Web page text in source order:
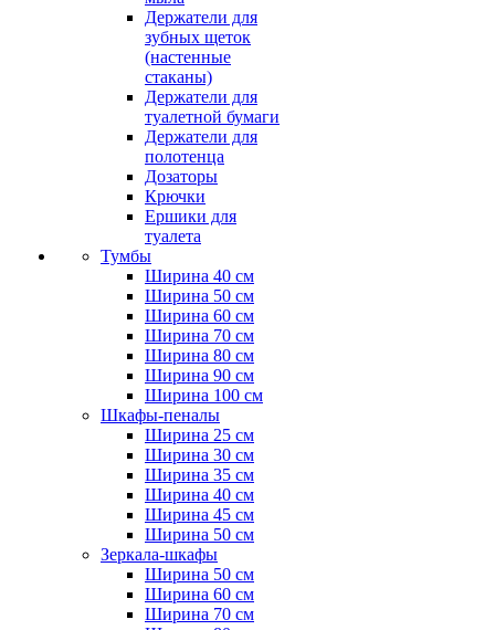
Держатели для
зубных щеток
(настенные
стаканы)
Держатели для
туалетной бумаги
Держатели для
полотенца
Дозаторы
Крючки
Ершики для
туалета
Тумбы
Ширина 40 см
Ширина 50 см
Ширина 60 см
Ширина 70 см
Ширина 80 см
Ширина 90 см
Ширина 100 см
Шкафы-пеналы
Ширина 25 см
Ширина 30 см
Ширина 35 см
Ширина 40 см
Ширина 45 см
Ширина 50 см
Зеркала-шкафы
Ширина 50 см
Ширина 60 см
Ширина 70 см